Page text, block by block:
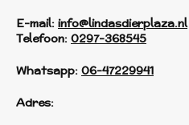
E-mail: info@lindasdierplaza.nl
Telefoon: 0297-368545
Whatsapp: 06-47229941
Adres: